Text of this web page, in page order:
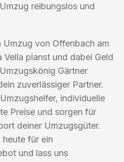
reibungslos und
Umzug von Offenbach am
Vella planst und dabei Geld
Gärtner
zuverlässiger Partner.
individuelle
Preise und sorgen für
deiner Umzugsgüter.
heute für ein
und lass uns